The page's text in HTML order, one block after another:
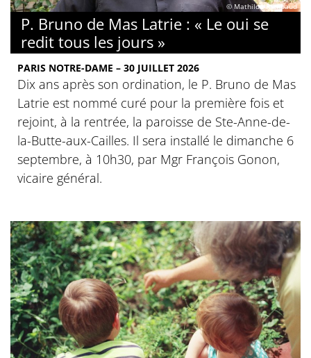
© Mathilde Rambaud
P. Bruno de Mas Latrie : « Le oui se
redit tous les jours »
PARIS NOTRE-DAME – 30 JUILLET 2026
Dix ans après son ordination, le P. Bruno de Mas
Latrie est nommé curé pour la première fois et
rejoint, à la rentrée, la paroisse de Ste-Anne-de-
la-Butte-aux-Cailles. Il sera installé le dimanche 6
septembre, à 10h30, par Mgr François Gonon,
vicaire général.